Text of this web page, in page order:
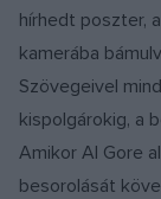
hírhedt poszter,
kamerába
Szövegeivel
kispolgárokig, a
Amikor Al Gore
besorolását